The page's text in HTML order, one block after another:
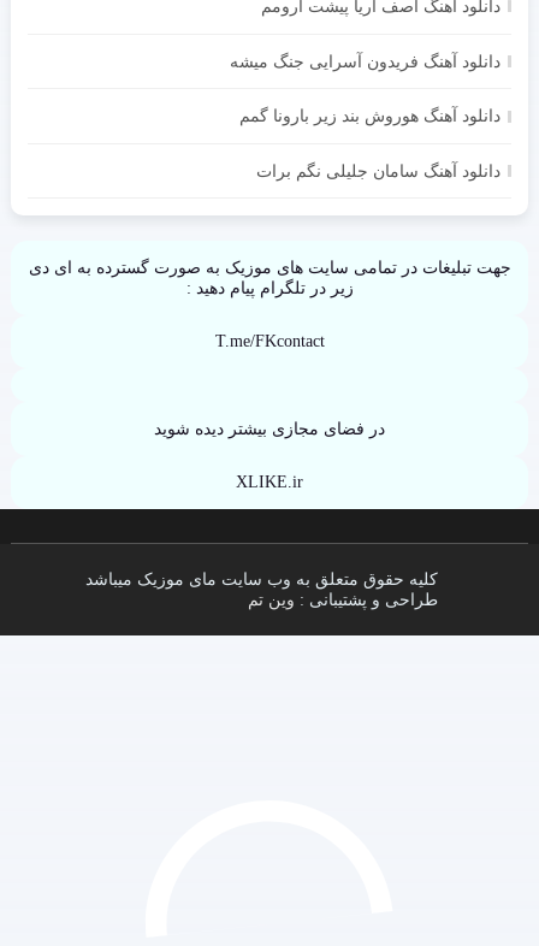
دانلود آهنگ آصف آریا پیشت آرومم
دانلود آهنگ فریدون آسرایی جنگ میشه
دانلود آهنگ هوروش بند زیر بارونا گمم
دانلود آهنگ سامان جلیلی نگم برات
جهت تبلیغات در تمامی سایت های موزیک به صورت گسترده به ای دی
زیر در تلگرام پیام دهید :
T.me/FKcontact
در فضای مجازی بیشتر دیده شوید
XLIKE.ir
کلیه حقوق متعلق به وب سایت مای موزیک میباشد
طراحی و پشتیبانی : وین تم